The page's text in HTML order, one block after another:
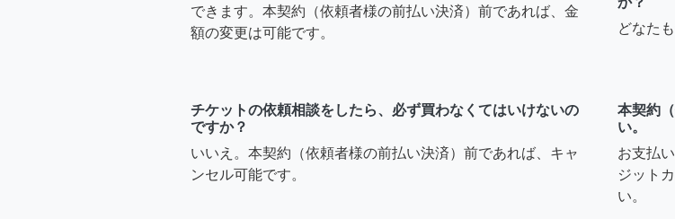
できます。本契約（依頼者様の前払い決済）前であれば、金
額の変更は可能です。
どなた
チケットの依頼相談をしたら、必ず買わなくてはいけないの
ですか？
いいえ。本契約（依頼者様の前払い決済）前であれば、キャ
ンセル可能です。
本契約
い。
お支払
ジット
い。